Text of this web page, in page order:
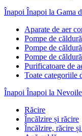
Înapoi Înapoi la Gama
Aparate de aer
Pompe de
Pompe de
Pompe de
Purificatoare de
Toate categoriile
Înapoi Înapoi la
Răcire
Încălzire și răcire
Încălzire, răcire și